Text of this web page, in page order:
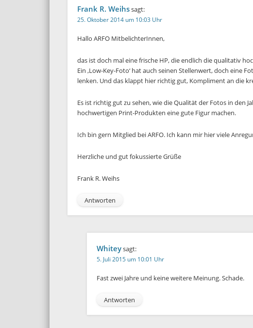
Frank R. Weihssagt:
25. Oktober 2014 um 10:03 Uhr
Hallo ARFO MitbelichterInnen,
das ist doch mal eine frische HP, die endlich die qualitativ
Ein ‚Low-Key-Foto‘ hat auch seinen Stellenwert, doch eine
lenken. Und das klappt hier richtig gut, Kompliment an die
Es ist richtig gut zu sehen, wie die Qualität der Fotos in den
hochwertigen Print-Produkten eine gute Figur machen.
Ich bin gern Mitglied bei ARFO. Ich kann mir hier viele
Herzliche und gut fokussierte Grüße
Frank R. Weihs
Antworten
Whiteysagt:
5. Juli 2015 um 10:01 Uhr
Fast zwei Jahre und keine weitere Meinung. Schade.
Antworten